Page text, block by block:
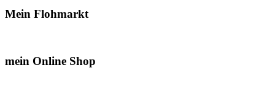
Mein Flohmarkt
mein Online Shop